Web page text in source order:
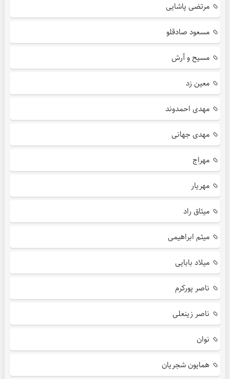
مرتضی پاشایی
مسعود صادقلو
مسیح و آرش
معین زد
مهدی احمدوند
مهدی جهانی
مهراج
مهریار
میثاق راد
میثم ابراهیمی
میلاد بابایی
ناصر پورکرم
ناصر زینعلی
نوان
همایون شجریان